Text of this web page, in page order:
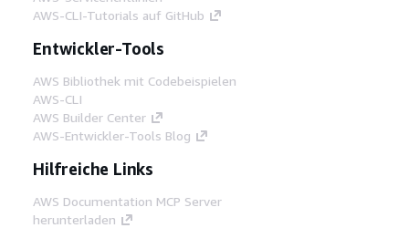
AWS-CLI-Tutorials auf GitHub
Entwickler-Tools
AWS Bibliothek mit Codebeispielen
AWS-CLI
AWS Builder Center
AWS-Entwickler-Tools Blog
Hilfreiche Links
AWS Documentation MCP Server
herunterladen